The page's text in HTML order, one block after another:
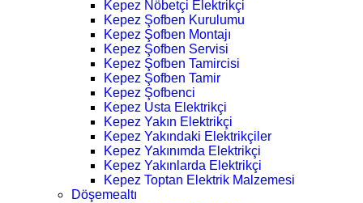
Kepez Nöbetçi Elektrikçi
Kepez Şofben Kurulumu
Kepez Şofben Montajı
Kepez Şofben Servisi
Kepez Şofben Tamircisi
Kepez Şofben Tamir
Kepez Şofbenci
Kepez Usta Elektrikçi
Kepez Yakın Elektrikçi
Kepez Yakındaki Elektrikçiler
Kepez Yakınımda Elektrikçi
Kepez Yakınlarda Elektrikçi
Kepez Toptan Elektrik Malzemesi
Döşemealtı